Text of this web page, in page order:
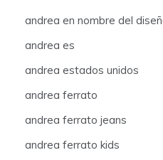
andrea en nombre del
andrea es
andrea estados unidos
andrea ferrato
andrea ferrato jeans
andrea ferrato kids